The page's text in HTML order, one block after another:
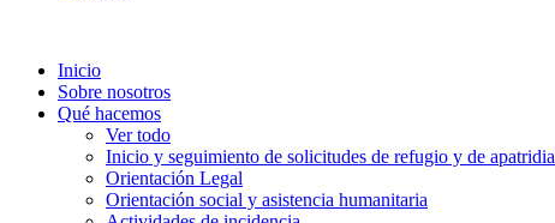
Inicio
Sobre nosotros
Qué hacemos
Ver todo
Inicio y seguimiento de solicitudes de refugio y de apatridia
Orientación Legal
Orientación social y asistencia humanitaria